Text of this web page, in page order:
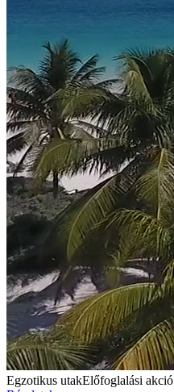
Egzotikus utakElőfoglalási akció